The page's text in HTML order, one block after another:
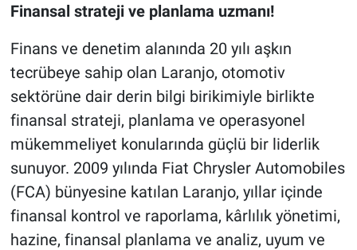
Finansal strateji ve planlama uzmanı!
Finans ve denetim alanında 20 yılı aşkın
tecrübeye sahip olan Laranjo, otomotiv
sektörüne dair derin bilgi birikimiyle birlikte
finansal strateji, planlama ve operasyonel
mükemmeliyet konularında güçlü bir liderlik
sunuyor. 2009 yılında Fiat Chrysler Automobiles
(FCA) bünyesine katılan Laranjo, yıllar içinde
finansal kontrol ve raporlama, kârlılık yönetimi,
hazine, finansal planlama ve analiz, uyum ve